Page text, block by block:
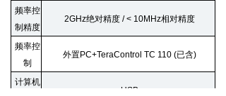
频率控
制精度
2GHz绝对精度 /< 10MHz相对精度
频率控
制
外置PC+TeraControl TC 110 (已含)
计算机
USB